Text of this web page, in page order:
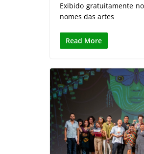
Exibido gratuitamente
nomes das artes
Read More